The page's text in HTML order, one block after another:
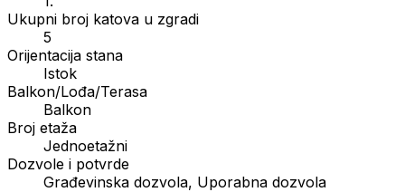
Ukupni broj katova u zgradi
5
Orijentacija stana
Istok
Balkon/Lođa/Terasa
Balkon
Broj etaža
Jednoetažni
Dozvole i potvrde
Građevinska dozvola, Uporabna dozvola